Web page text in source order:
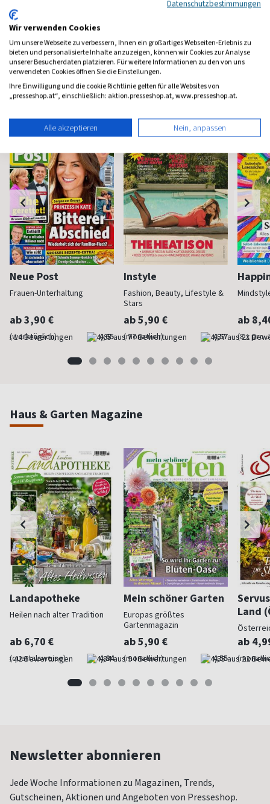
(monatlich)
Frauenzeitschriften
Neue Post
Frauen-Unterhaltung
ab 3,90 €
(werktäglich) 4,65
Instyle
Fashion, Beauty, Lifestyle &
Stars
ab 5,90 €
(monatlich) 4,57
ab
(8 x pro
Haus & Garten Magazine
Landapotheke
Heilen nach alter Tradition
ab 6,70 €
(quartalsweise) 4,84
Mein schöner Garten
Europas größtes
Gartenmagazin
ab 5,90 €
(monatlich) 4,55
Land
ab
Newsletter abonnieren
Jede Woche Informationen zu Magazinen, Trends,
Gutscheinen, Aktionen und Angeboten von Presseshop.
Datenschutzbestimmungen
Wir verwenden Cookies
Um unsere Webseite zu verbessern, Ihnen ein großartiges Webseiten-Erlebnis zu
bieten und personalisierte Inhalte anzuzeigen, können wir Cookies zur Analyse
unserer Besucherdaten platzieren. Für weitere Informationen zu den von uns
verwendeten Cookies öffnen Sie die Einstellungen.
Ihre Einwilligung und die cookie Richtlinie gelten für alle Websites von
„presseshop.at“, einschließlich: aktion.presseshop.at, www.presseshop.at.
Alle akzeptieren Nein, anpassen